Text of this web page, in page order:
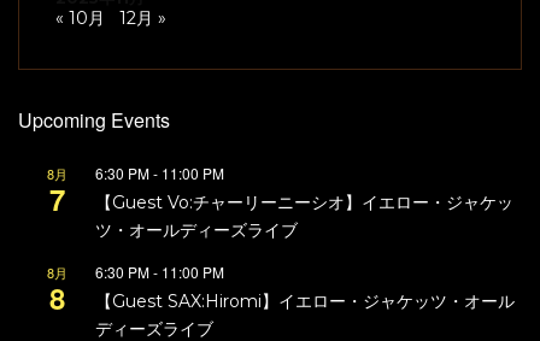
« 10月 12月 »
Upcoming Events
8月
7
6:30 PM- 11:00 PM
【Guest Vo:チャーリーニーシオ】イエロー・ジャケッ
ツ・オールディーズライブ
8月
8
6:30 PM- 11:00 PM
【Guest SAX:Hiromi】イエロー・ジャケッツ・オール
ディーズライブ